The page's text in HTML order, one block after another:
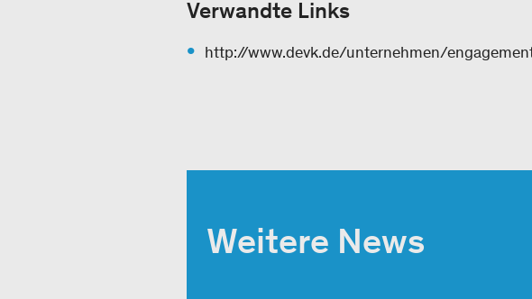
Verwandte Links
http://www.devk.de/unternehmen/
Weitere News